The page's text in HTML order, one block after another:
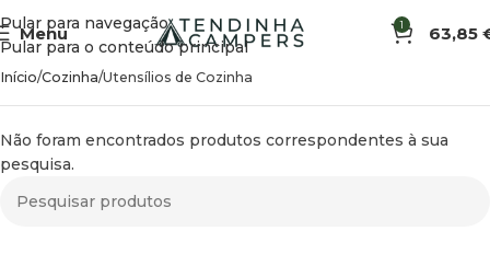
Pular para navegação
Pular para o conteúdo principal
Menu 1 63,85
Início Cozinha Utensílios de Cozinha
Não foram encontrados produtos correspondentes à sua
pesquisa.